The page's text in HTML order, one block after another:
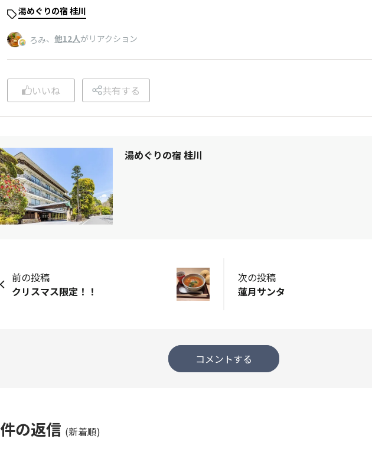
湯めぐりの宿 桂川
ろみ、 他12人がリアクション
いいね 共有する
湯めぐりの宿 桂川
前の投稿
クリスマス限定！！
次の投稿
蓮月サンタ
コメントする
件の返信 (新着順)